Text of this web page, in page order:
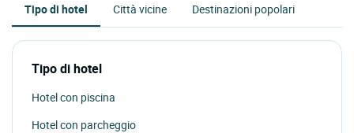
Tipo di hotel Città vicine Destinazioni popolari
Tipo di hotel
Hotel con piscina
Hotel con parcheggio